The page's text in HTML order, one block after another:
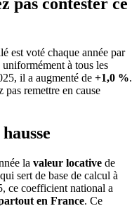
est voté chaque année par
à tous les
il a augmenté de +1,0 %.
pas remettre en cause
la valeur locative de
sert de base de calcul à
ce coefficient national a
en France. Ce